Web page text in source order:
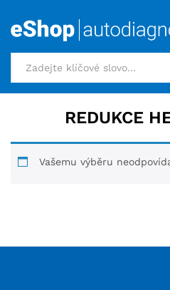
REDUKCE
Vašemu výběru